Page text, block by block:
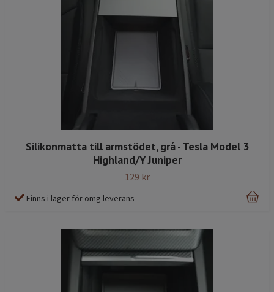
Silikonmatta till armstödet, grå - Tesla Model 3
Highland/Y Juniper
129 kr
Finns i lager för omg leverans